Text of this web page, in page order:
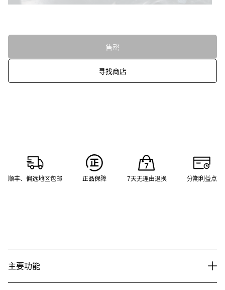
售罄
寻找商店
顺丰、偏远地区包邮 正品保障 7天无理由退换 分期利益点
主要功能